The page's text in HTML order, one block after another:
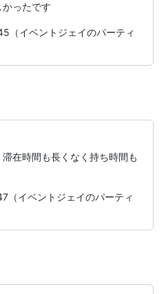
ったです
イベントジェイのパーティ
在時間も長くなく持ち時間も
イベントジェイのパーティ